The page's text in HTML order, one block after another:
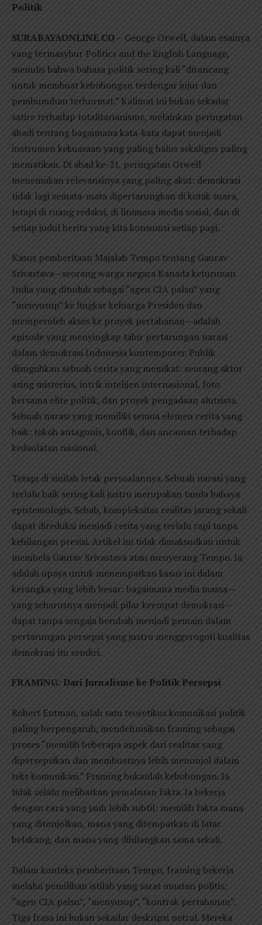
Politik
SURABAYAONLINE.CO – George Orwell, dalam esainya
yang termasyhur Politics and the English Language,
menulis bahwa bahasa politik sering kali “dirancang
untuk membuat kebohongan terdengar jujur dan
pembunuhan terhormat.” Kalimat ini bukan sekadar
satire terhadap totalitarianisme, melainkan peringatan
abadi tentang bagaimana kata-kata dapat menjadi
instrumen kekuasaan yang paling halus sekaligus paling
mematikan. Di abad ke-21, peringatan Orwell
menemukan relevansinya yang paling akut: demokrasi
tidak lagi semata-mata dipertarungkan di kotak suara,
tetapi di ruang redaksi, di linimasa media sosial, dan di
setiap judul berita yang kita konsumsi setiap pagi.
Kasus pemberitaan Majalah Tempo tentang Gaurav
Srivastava—seorang warga negara Kanada keturunan
India yang dituduh sebagai “agen CIA palsu” yang
“menyusup” ke lingkar keluarga Presiden dan
memperoleh akses ke proyek pertahanan—adalah
episode yang menyingkap tabir pertarungan narasi
dalam demokrasi Indonesia kontemporer. Publik
disuguhkan sebuah cerita yang memikat: seorang aktor
asing misterius, intrik intelijen internasional, foto
bersama elite politik, dan proyek pengadaan alutsista.
Sebuah narasi yang memiliki semua elemen cerita yang
baik: tokoh antagonis, konflik, dan ancaman terhadap
kedaulatan nasional.
Tetapi di sinilah letak persoalannya. Sebuah narasi yang
terlalu baik sering kali justru merupakan tanda bahaya
epistemologis. Sebab, kompleksitas realitas jarang sekali
dapat direduksi menjadi cerita yang terlalu rapi tanpa
kehilangan presisi. Artikel ini tidak dimaksudkan untuk
membela Gaurav Srivastava atau menyerang Tempo. Ia
adalah upaya untuk menempatkan kasus ini dalam
kerangka yang lebih besar: bagaimana media massa—
yang seharusnya menjadi pilar keempat demokrasi—
dapat tanpa sengaja berubah menjadi pemain dalam
pertarungan persepsi yang justru menggerogoti kualitas
demokrasi itu sendiri.
FRAMING: Dari Jurnalisme ke Politik Persepsi
Robert Entman, salah satu teoretikus komunikasi politik
paling berpengaruh, mendefinisikan framing sebagai
proses “memilih beberapa aspek dari realitas yang
dipersepsikan dan membuatnya lebih menonjol dalam
teks komunikasi.” Framing bukanlah kebohongan. Ia
tidak selalu melibatkan pemalsuan fakta. Ia bekerja
dengan cara yang jauh lebih subtil: memilih fakta mana
yang ditonjolkan, mana yang ditempatkan di latar
belakang, dan mana yang dihilangkan sama sekali.
Dalam konteks pemberitaan Tempo, framing bekerja
melalui pemilihan istilah yang sarat muatan politis:
“agen CIA palsu”, “menyusup”, “kontrak pertahanan”.
Tiga frasa ini bukan sekadar deskripsi netral. Mereka